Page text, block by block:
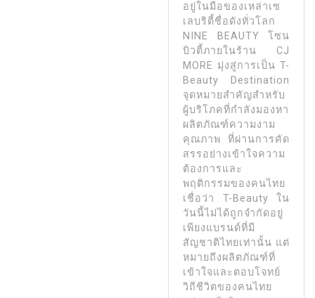
อยู่ในมือของเหล่าเซ
เลบริตี้ชื่อดังทั่วโลก
NINE BEAUTY โซน
บิวตี้ภายในร้าน CJ
MORE มุ่งสู่การเป็น T-
Beauty Destination
จุดหมายสำคัญสำหรับ
ผู้บริโภคที่กำลังมองหา
ผลิตภัณฑ์ความงาม
คุณภาพ ที่ผ่านการคัด
สรรอย่างเข้าใจความ
ต้องการและ
พฤติกรรมของคนไทย
เชื่อว่า T-Beauty ใน
วันนี้ไม่ได้ถูกจำกัดอยู่
เพียงแบรนด์ที่มี
สัญชาติไทยเท่านั้น แต่
หมายถึงผลิตภัณฑ์ที่
เข้าใจและตอบโจทย์
วิถีชีวิตของคนไทย